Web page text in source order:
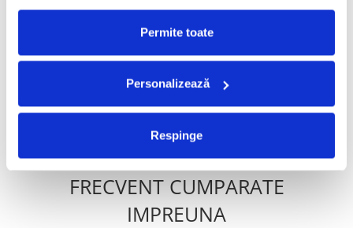
Permite toate
Personalizează
Respinge
ADAUGA IN COS ADAUGA IN COS
FRECVENT CUMPARATE
IMPREUNA